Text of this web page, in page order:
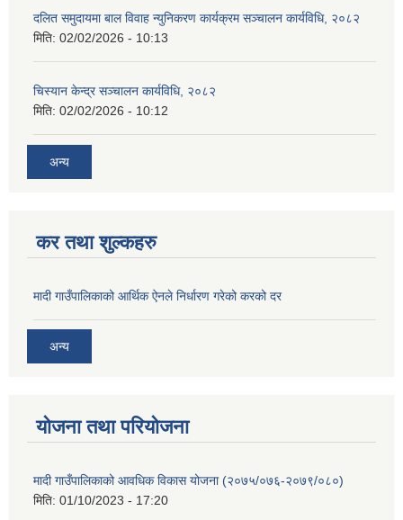
दलित समुदायमा बाल विवाह न्युनिकरण कार्यक्रम सञ्‍चालन कार्यविधि, २०८२
मिति: 02/02/2026 - 10:13
चिस्यान केन्द्र सञ्‍चालन कार्यविधि, २०८२
मिति: 02/02/2026 - 10:12
अन्य
कर तथा शुल्कहरु
मादी गाउँपालिकाको आर्थिक ऐनले निर्धारण गरेको करको दर
अन्य
योजना तथा परियोजना
मादी गाउँपालिकाको आवधिक विकास योजना (२०७५/०७६-२०७९/०८०)
मिति: 01/10/2023 - 17:20